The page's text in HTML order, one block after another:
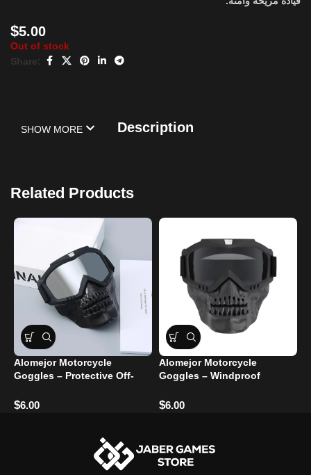
$5.00
Out of stock
Share:
Description
SHOW MORE
Related Products
Alomejor Motorcycle
Goggles – Protective Off-
$6.00
Alomejor Motorcycle
Goggles – Windproof
$6.00